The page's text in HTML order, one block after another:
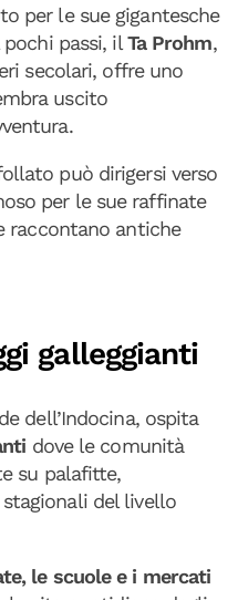
per le sue gigantesche
passi, il Ta Prohm,
secolari, offre uno
uscito
può dirigersi verso
per le sue raffinate
raccontano antiche
galleggianti
dell’Indocina, ospita
dove le comunità
su palafitte,
del livello
le scuole e i mercati